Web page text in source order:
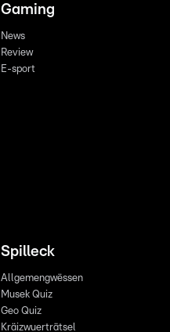
Gaming
News
Review
E-sport
Spilleck
Allgemengwëssen
Musek Quiz
Geo Quiz
Kräizwuerträtsel